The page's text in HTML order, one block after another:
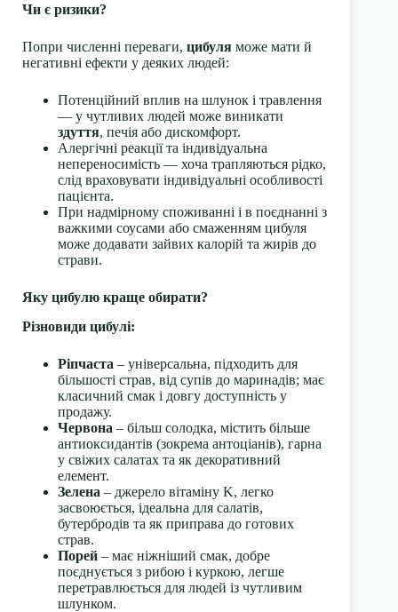
Чи є ризики?
Попри численні переваги, цибуля може мати й
негативні ефекти у деяких людей:
Потенційний вплив на шлунок і травлення
— у чутливих людей може виникати
здуття, печія або дискомфорт.
Алергічні реакції та індивідуальна
непереносимість — хоча трапляються рідко,
слід враховувати індивідуальні особливості
пацієнта.
При надмірному споживанні і в поєднанні з
важкими соусами або смаженням цибуля
може додавати зайвих калорій та жирів до
страви.
Яку цибулю краще обирати?
Різновиди цибулі:
Ріпчаста – універсальна, підходить для
більшості страв, від супів до маринадів; має
класичний смак і довгу доступність у
продажу.
Червона – більш солодка, містить більше
антиоксидантів (зокрема антоціанів), гарна
у свіжих салатах та як декоративний
елемент.
Зелена – джерело вітаміну K, легко
засвоюється, ідеальна для салатів,
бутербродів та як приправа до готових
страв.
Порей – має ніжніший смак, добре
поєднується з рибою і куркою, легше
перетравлюється для людей із чутливим
шлунком.